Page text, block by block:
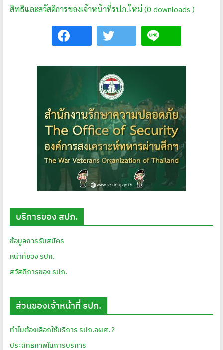
สิทธิและสวัสดิการของเจ้าหน้าที่รปภ.ใหม่ (0 downloads )
บริการของ สปภ.
ข้อมูลการรับสมัคร
หน้าที่ของ รปภ.
สวัสดิการของ รปภ.
ส่วนของเจ้าหน้าที่ รปภ.
ทำไมต้องเลือกใช้บริการ รปภ.อผศ. ?
ประสิทธิภาพในการบริการ